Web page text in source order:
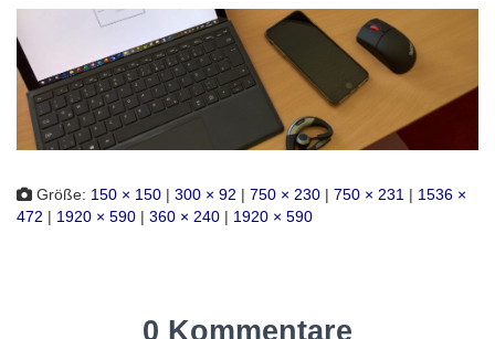
Größe: 150 × 150 | 300 × 92 | 750 × 230 | 750 × 231 | 1536 ×
472 | 1920 × 590 | 360 × 240 | 1920 × 590
0 Kommentare